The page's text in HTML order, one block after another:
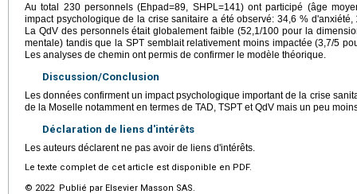
Au total 230 personnels (Ehpad=89, SHPL=141) ont participé (âge
impact psychologique de la crise sanitaire a été observé: 34,6 %
La QdV des personnels était globalement faible (52,1/100 pour la
mentale) tandis que la SPT semblait relativement moins impactée (3,7/5
Les analyses de chemin ont permis de confirmer le modèle théorique.
Discussion/Conclusion
Les données confirment un impact psychologique important de la crise
de la Moselle notamment en termes de TAD, TSPT et QdV mais un peu
Déclaration de liens d'intérêts
Les auteurs déclarent ne pas avoir de liens d'intérêts.
Le texte complet de cet article est disponible en PDF.
© 2022 Publié par Elsevier Masson SAS.